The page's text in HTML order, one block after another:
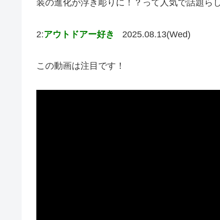
装の進化が浮き彫りに！？って人気で話題ら
2:アウトドアー好き 2025.08.13(Wed)
この動画は注目です！